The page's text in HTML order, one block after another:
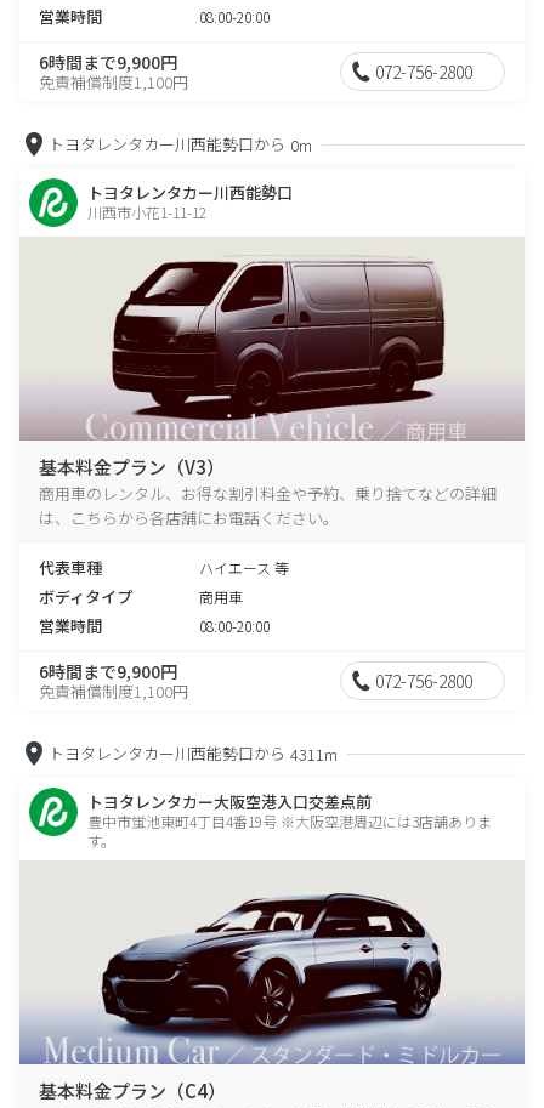
営業時間 08:00-20:00
6時間まで9,900円
免責補償制度1,100円 072-756-2800
トヨタレンタカー川西能勢口から 0m
トヨタレンタカー川西能勢口
川西市小花1-11-12
基本料金プラン（V3）
商用車のレンタル、お得な割引料金や予約、乗り捨てなどの詳細
は、こちらから各店舗にお電話ください。
代表車種 ハイエース 等
ボディタイプ 商用車
営業時間 08:00-20:00
6時間まで9,900円
免責補償制度1,100円 072-756-2800
トヨタレンタカー川西能勢口から 4311m
トヨタレンタカー大阪空港入口交差点前
豊中市蛍池東町4丁目4番19号 ※大阪空港周辺には3店舗ありま
す。
基本料金プラン（C4）